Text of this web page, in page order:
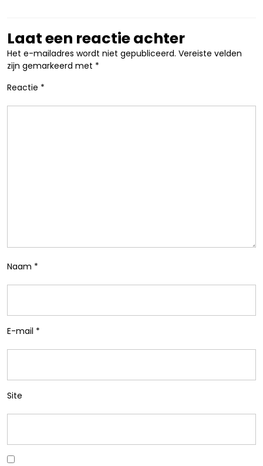
Laat een reactie achter
Het e-mailadres wordt niet gepubliceerd. Vereiste velden
zijn gemarkeerd met *
Reactie *
Naam *
E-mail *
Site